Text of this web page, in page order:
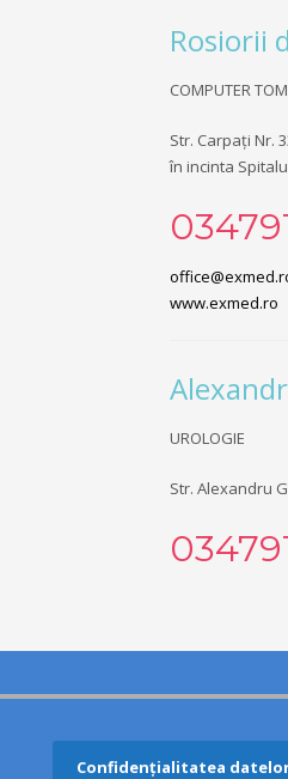
Rosiorii
COMPUTER
Str. Carpați Nr.
în incinta
www.exmed.ro
UROLOGIE
Str. Alexandru
Confidențialitatea